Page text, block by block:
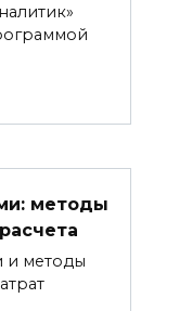
методы
и методы